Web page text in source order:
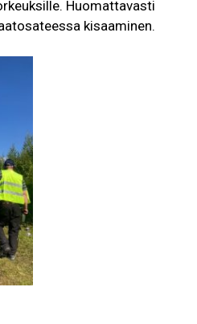
Huomattavasti
kisaaminen.